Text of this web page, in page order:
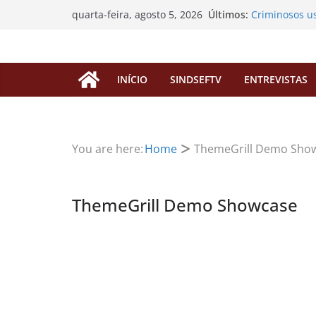
quarta-feira, agosto 5, 2026 Últimos: Criminosos
EDITAL DE
SINDSEF/RO
Atualização
INÍCIO SINDSEFTV ENTREVISTAS
You are here:Home ThemeGrill Demo
ThemeGrill Demo Showcase